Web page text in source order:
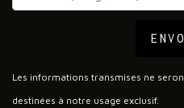
Les informations transmises ne
destinées à notre usage exclusif.